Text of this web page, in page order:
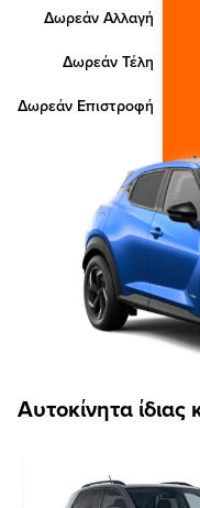
Δωρεάν Αλλαγή
Δωρεάν Τέλη
Δωρεάν Επιστροφή
Αυτοκίνητα ίδιας